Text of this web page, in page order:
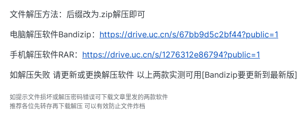
文件解压方法：后缀改为.zip解压即可
电脑解压软件Bandizip： https://drive.uc.cn/s/67bb9d5c2bf44?public=1
手机解压软件RAR： https://drive.uc.cn/s/1276312e86794?public=1
如解压失败 请更新或更换解压软件 以上两款实测可用[Bandizip要更新到最新版]
如提示文件损坏或解压密码错误可下载文章里发的两款软件
推荐各位先转存再下载解压 可以有效防止文件炸档